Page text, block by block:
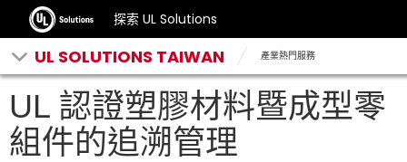
探索 UL Solutions
UL SOLUTIONS TAIWAN 產業熱門服務
UL 認證塑膠材料暨成型零
組件的追溯管理